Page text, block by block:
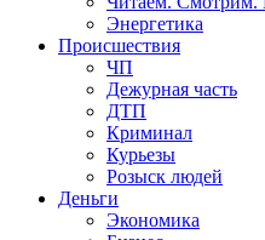
Энергетика
Происшествия
ЧП
Дежурная часть
ДТП
Криминал
Курьезы
Розыск людей
Деньги
Экономика